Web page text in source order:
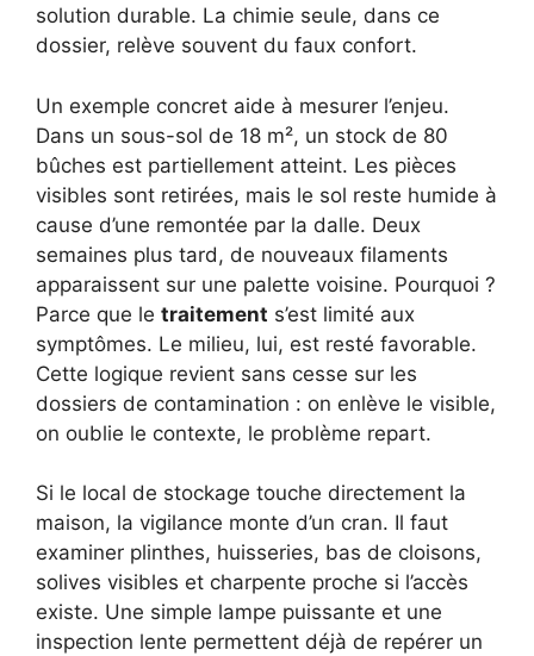
solution durable. La chimie seule, dans ce
dossier, relève souvent du faux confort.
Un exemple concret aide à mesurer l’enjeu.
Dans un sous-sol de 18 m², un stock de 80
bûches est partiellement atteint. Les pièces
visibles sont retirées, mais le sol reste humide à
cause d’une remontée par la dalle. Deux
semaines plus tard, de nouveaux filaments
apparaissent sur une palette voisine. Pourquoi ?
Parce que le traitement s’est limité aux
symptômes. Le milieu, lui, est resté favorable.
Cette logique revient sans cesse sur les
dossiers de contamination : on enlève le visible,
on oublie le contexte, le problème repart.
Si le local de stockage touche directement la
maison, la vigilance monte d’un cran. Il faut
examiner plinthes, huisseries, bas de cloisons,
solives visibles et charpente proche si l’accès
existe. Une simple lampe puissante et une
inspection lente permettent déjà de repérer un